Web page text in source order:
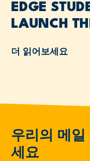
EDGE
LAUNCH
더 읽어보세요
우리의 메
세요